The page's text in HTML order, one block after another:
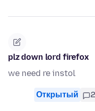
plz down lord firefox
we need re instol
Открытый 2